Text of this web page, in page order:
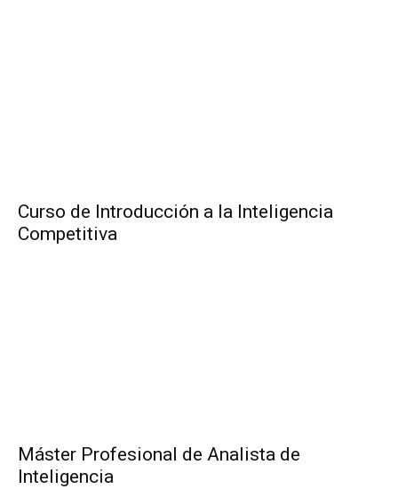
Curso de Introducción a la Inteligencia
Competitiva
Máster Profesional de Analista de
Inteligencia